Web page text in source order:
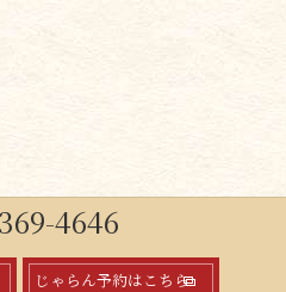
4646
じゃらん予約はこちら